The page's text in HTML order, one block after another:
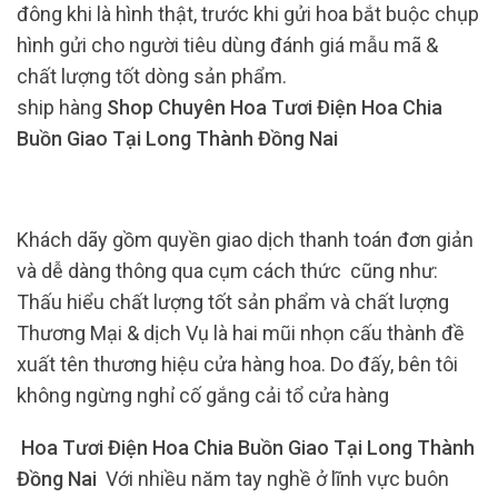
đông khi là hình thật, trước khi gửi hoa bắt buộc chụp
hình gửi cho người tiêu dùng đánh giá mẫu mã &
chất lượng tốt dòng sản phẩm.
ship hàng Shop Chuyên Hoa Tươi Điện Hoa Chia
Buồn Giao Tại Long Thành Đồng Nai
Khách dãy gồm quyền giao dịch thanh toán đơn giản
và dễ dàng thông qua cụm cách thức cũng như:
Thấu hiểu chất lượng tốt sản phẩm và chất lượng
Thương Mại & dịch Vụ là hai mũi nhọn cấu thành đề
xuất tên thương hiệu cửa hàng hoa. Do đấy, bên tôi
không ngừng nghỉ cố gắng cải tổ cửa hàng
Hoa Tươi Điện Hoa Chia Buồn Giao Tại Long Thành
Đồng Nai Với nhiều năm tay nghề ở lĩnh vực buôn